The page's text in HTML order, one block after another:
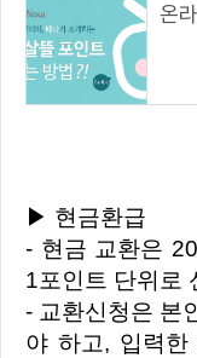
온
▶ 현금환급
- 현금 교환은
1포인트 단위로
- 교환신청은 본
야 하고, 입력한